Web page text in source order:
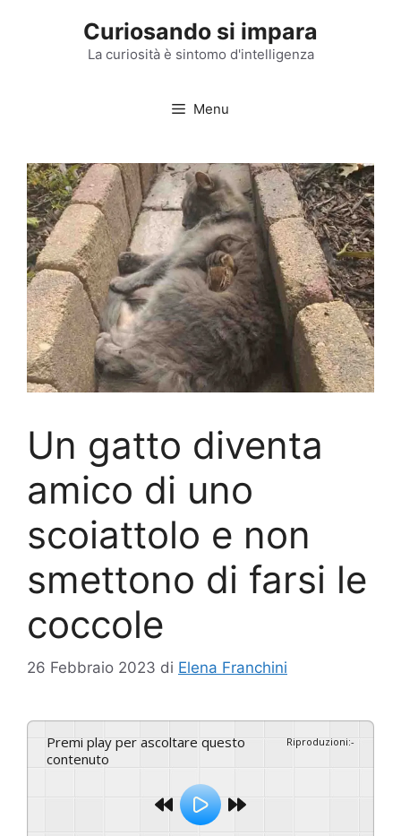
Curiosando si impara
La curiosità è sintomo d'intelligenza
Menu
Un gatto diventa
amico di uno
scoiattolo e non
smettono di farsi le
coccole
26 Febbraio 2023 di Elena Franchini
Premi play per ascoltare questo
contenuto
Riproduzioni:-